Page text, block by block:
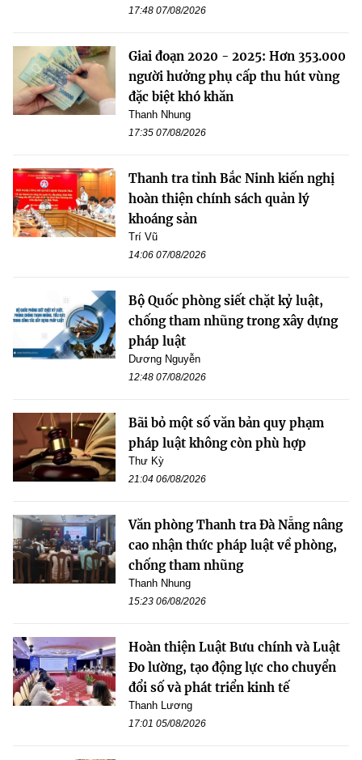
17:48 07/08/2026
Giai đoạn 2020 - 2025: Hơn 353.000
người hưởng phụ cấp thu hút vùng
đặc biệt khó khăn
Thanh Nhung
17:35 07/08/2026
Thanh tra tỉnh Bắc Ninh kiến nghị
hoàn thiện chính sách quản lý
khoáng sản
Trí Vũ
14:06 07/08/2026
Bộ Quốc phòng siết chặt kỷ luật,
chống tham nhũng trong xây dựng
pháp luật
Dương Nguyễn
12:48 07/08/2026
Bãi bỏ một số văn bản quy phạm
pháp luật không còn phù hợp
Thư Kỳ
21:04 06/08/2026
Văn phòng Thanh tra Đà Nẵng nâng
cao nhận thức pháp luật về phòng,
chống tham nhũng
Thanh Nhung
15:23 06/08/2026
Hoàn thiện Luật Bưu chính và Luật
Đo lường, tạo động lực cho chuyển
đổi số và phát triển kinh tế
Thanh Lương
17:01 05/08/2026